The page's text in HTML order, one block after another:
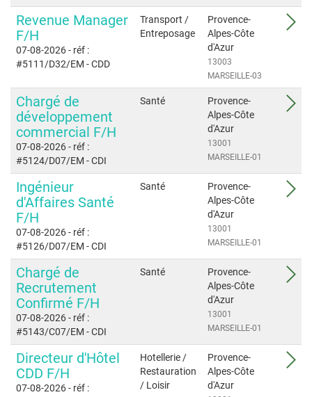
Revenue Manager
F/H
07-08-2026- réf :
#5111/D32/EM - CDD
Transport /
Entreposage
Provence-
Alpes-Côte
d'Azur
13003
MARSEILLE-03
Chargé de
développement
commercial F/H
07-08-2026- réf :
#5124/D07/EM - CDI
Santé
Provence-
Alpes-Côte
d'Azur
13001
MARSEILLE-01
Ingénieur
d'Affaires Santé
F/H
07-08-2026- réf :
#5126/D07/EM - CDI
Santé
Provence-
Alpes-Côte
d'Azur
13001
MARSEILLE-01
Chargé de
Recrutement
Confirmé F/H
07-08-2026- réf :
#5143/C07/EM - CDI
Santé
Provence-
Alpes-Côte
d'Azur
13001
MARSEILLE-01
Directeur d'Hôtel
CDD F/H
07-08-2026- réf :
Hotellerie /
Restauration
/ Loisir
Provence-
Alpes-Côte
d'Azur